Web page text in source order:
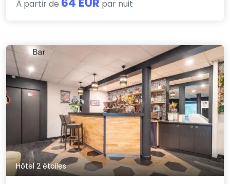
À partir de par nuit
Hôtel 2 étoiles